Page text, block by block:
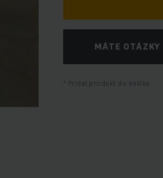
MÁTE
Pridať produkt do košíka